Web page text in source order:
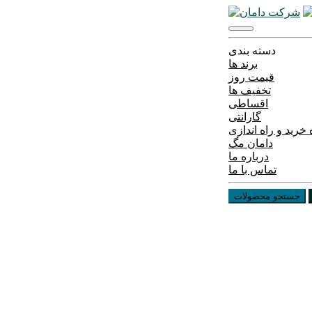
دسته بندی
برند ها
قیمت روز
تخفیف ها
اقساطی
گارانتی
و راه اندازی
دامان مگ
درباره ما
تماس با ما
جستجو محصولات